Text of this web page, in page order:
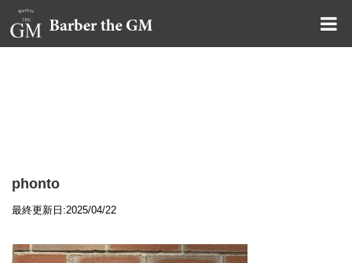
phonto
最終更新日:2025/04/22